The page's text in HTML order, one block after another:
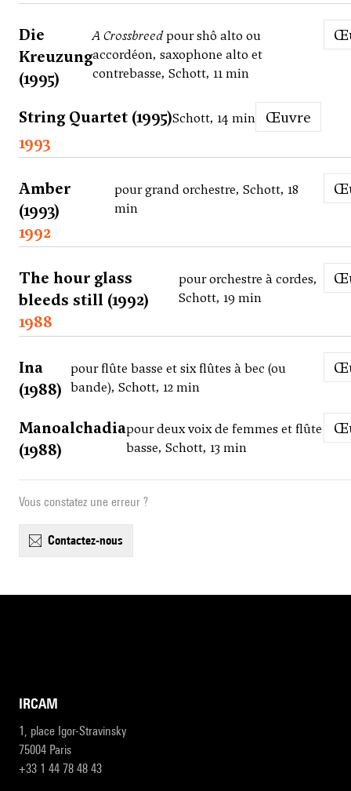
Die
Kreuzung
(1995)
A Crossbreedpour shô alto ou
accordéon, saxophone alto et
contrebasse, Schott, 11 min
String Quartet (1995)Schott, 14 min
Œuvre
1993
Amber
(1993)
pour grand orchestre, Schott, 18
min
1992
The hour glass
bleeds still (1992)
pour orchestre à cordes,
Schott, 19 min
1988
Ina
(1988)
pour flûte basse et six flûtes à bec (ou
bande), Schott, 12 min
Manoalchadia
(1988)
pour deux voix de femmes et flûte
basse, Schott, 13 min
Vous constatez une erreur ?
contactez-nous
IRCAM
1, place Igor-Stravinsky
75004 Paris
+33 1 44 78 48 43